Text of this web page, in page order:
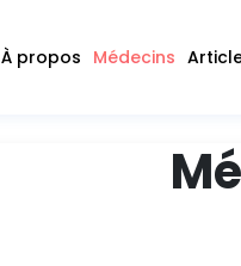
À propos Médecins